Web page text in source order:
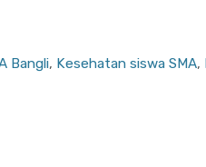
Bangli, Kesehatan siswa SMA,